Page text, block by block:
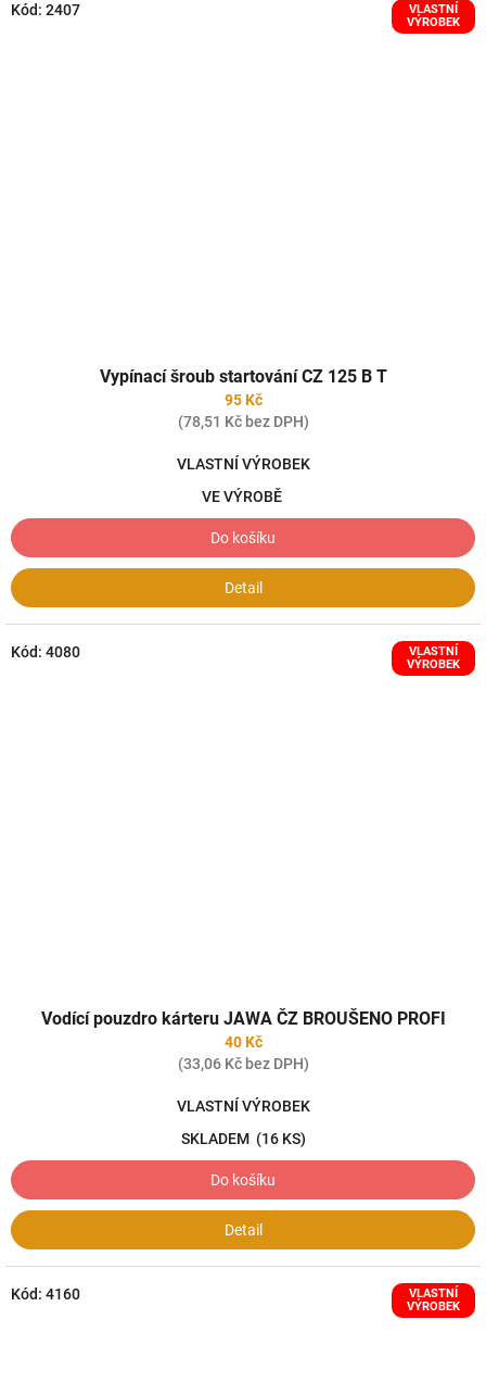
VLASTNÍ
VÝROBEK
Vypínací šroub startování CZ 125 B T
95 Kč
(78,51 Kč bez DPH)
VLASTNÍ VÝROBEK
VE VÝROBĚ
Do košíku
Detail
Kód: 2407
VLASTNÍ
VÝROBEK
Vodící pouzdro kárteru JAWA ČZ BROUŠENO PROFI
40 Kč
(33,06 Kč bez DPH)
VLASTNÍ VÝROBEK
SKLADEM (16 KS)
Do košíku
Detail
Kód: 4080
VLASTNÍ
VÝROBEK
Kód: 4160